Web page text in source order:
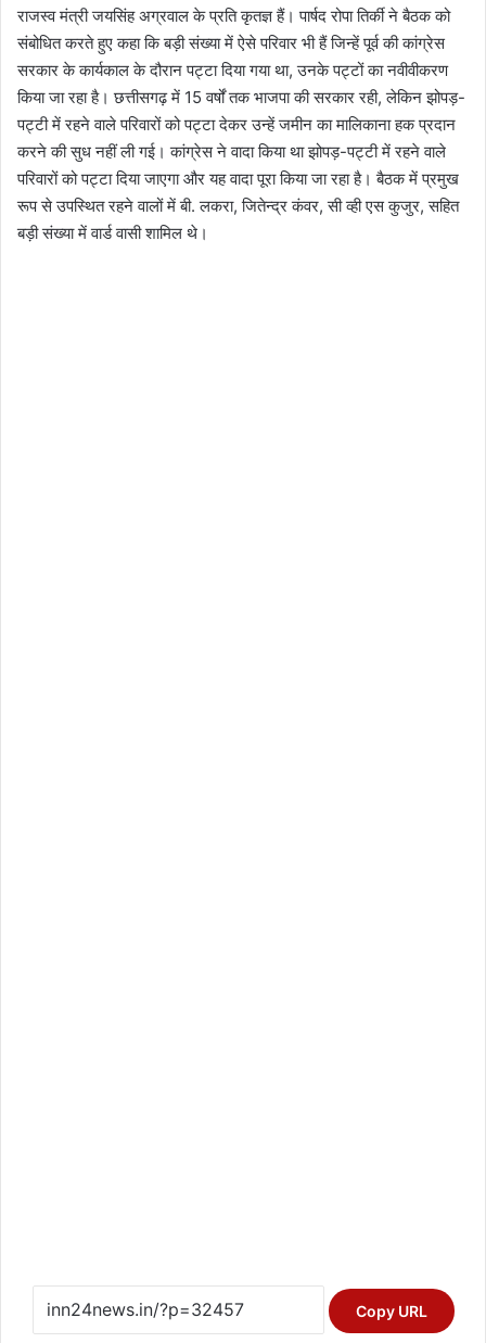
राजस्व मंत्री जयसिंह अग्रवाल के प्रति कृतज्ञ हैं। पार्षद रोपा तिर्की ने बैठक को
संबोधित करते हुए कहा कि बड़ी संख्या में ऐसे परिवार भी हैं जिन्हें पूर्व की कांग्रेस
सरकार के कार्यकाल के दौरान पट्टा दिया गया था, उनके पट्टों का नवीवीकरण
किया जा रहा है। छत्तीसगढ़ में 15 वर्षों तक भाजपा की सरकार रही, लेकिन झोपड़-
पट्टी में रहने वाले परिवारों को पट्टा देकर उन्हें जमीन का मालिकाना हक प्रदान
करने की सुध नहीं ली गई। कांग्रेस ने वादा किया था झोपड़-पट्टी में रहने वाले
परिवारों को पट्टा दिया जाएगा और यह वादा पूरा किया जा रहा है। बैठक में प्रमुख
रूप से उपस्थित रहने वालों में बी. लकरा, जितेन्द्र कंवर, सी व्ही एस कुजुर, सहित
बड़ी संख्या में वार्ड वासी शामिल थे।
Copy URL